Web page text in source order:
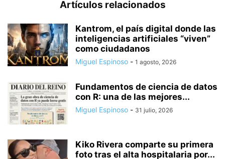
Artículos relacionados
Kantrom, el país digital donde las
inteligencias artificiales “viven”
como ciudadanos
Miguel Espinoso - 1 agosto, 2026
Fundamentos de ciencia de datos
con R: una de las mejores...
Miguel Espinoso - 31 julio, 2026
Kiko Rivera comparte su primera
foto tras el alta hospitalaria por...